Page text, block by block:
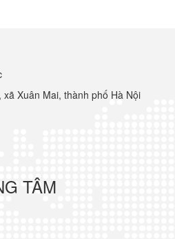
Xuân Mai, thành phố Hà Nội
TÂM